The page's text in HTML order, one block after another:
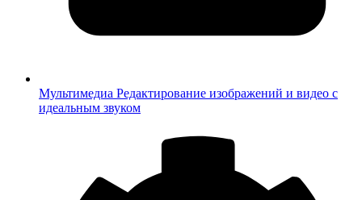
Мультимедиа Редактирование изображений и видео с
идеальным звуком